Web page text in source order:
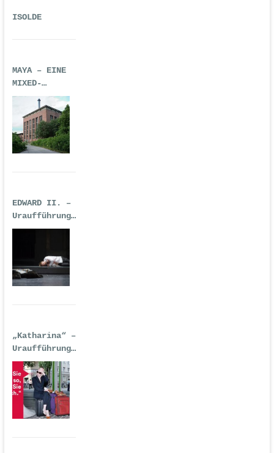
ISOLDE
MAYA – EINE
MIXED-
REALITY-
TECHNO-OPER
EDWARD II. –
Uraufführung
| Premiere:
Deutsche Oper
Berlin
„Katharina“ –
Uraufführung
| 14.
September
2016